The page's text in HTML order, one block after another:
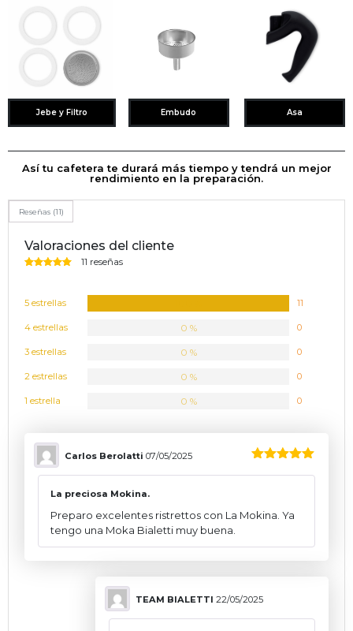
Jebe y Filtro Embudo Asa
Así tu cafetera te durará más tiempo y tendrá un mejor
rendimiento en la preparación.
Reseñas (11)
Valoraciones del cliente
11 reseñas
5 estrellas 11
4 estrellas 0
0 %
3 estrellas 0
0 %
2 estrellas 0
0 %
1 estrella 0
0 %
Carlos Berolatti 07/05/2025
La preciosa Mokina.
Preparo excelentes ristrettos con La Mokina. Ya
tengo una Moka Bialetti muy buena.
TEAM BIALETTI 22/05/2025